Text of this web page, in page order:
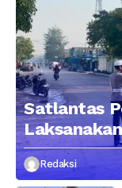
Satlantas
Edukasi
Pendekatan
Redaksi